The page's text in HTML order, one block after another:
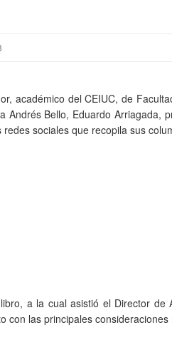
académico del CEIUC, de
Andrés Bello, Eduardo
sociales que recopila sus
a la cual asistió el Director
con las principales